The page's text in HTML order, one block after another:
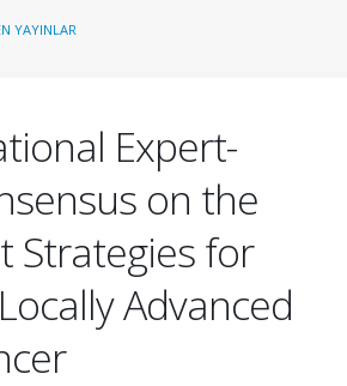
YAYINLAR
Expert-
on the
Strategies for
Advanced